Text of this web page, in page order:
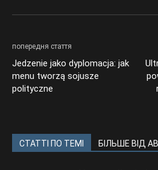
попередня стаття
Jedzenie jako dyplomacja: jak
menu tworzą sojusze
polityczne
СТАТТІ ПО ТЕМІ БІЛЬШЕ ВІД